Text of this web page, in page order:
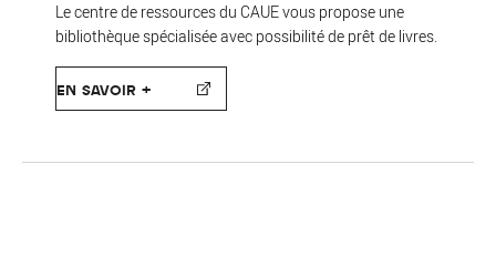
Le centre de ressources du CAUE vous propose une
bibliothèque spécialisée avec possibilité de prêt de livres.
EN SAVOIR +